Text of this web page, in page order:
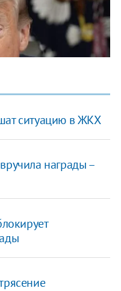
ситуацию в ЖКХ
награды –